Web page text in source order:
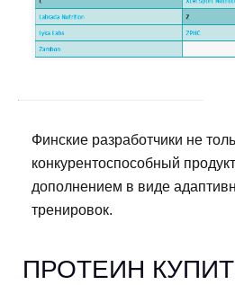
Финские разработчики не
конкурентоспособный
дополнением в виде
тренировок.
ПРОТЕИН